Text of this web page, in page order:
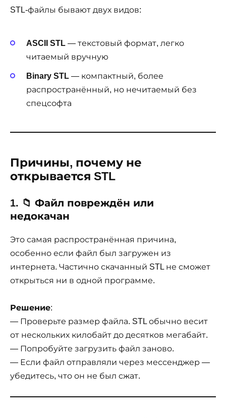
STL-файлы бывают двух видов:
ASCII STL — текстовый формат, легко
читаемый вручную
Binary STL — компактный, более
распространённый, но нечитаемый без
спецсофта
Причины, почему не
открывается STL
1. 📁 Файл повреждён или
недокачан
Это самая распространённая причина,
особенно если файл был загружен из
интернета. Частично скачанный STL не сможет
открыться ни в одной программе.
Решение:
— Проверьте размер файла. STL обычно весит
от нескольких килобайт до десятков мегабайт.
— Попробуйте загрузить файл заново.
— Если файл отправляли через мессенджер —
убедитесь, что он не был сжат.